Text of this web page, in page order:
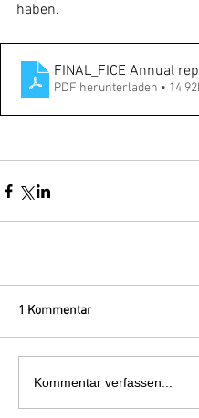
haben.
FINAL_FICE Annual
PDF herunterladen •
1 Kommentar
Kommentar verfassen...